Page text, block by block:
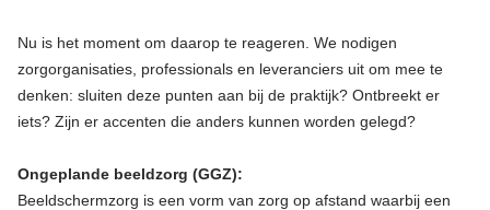
Nu is het moment om daarop te reageren. We nodigen
zorgorganisaties, professionals en leveranciers uit om mee te
denken: sluiten deze punten aan bij de praktijk? Ontbreekt er
iets? Zijn er accenten die anders kunnen worden gelegd?
Ongeplande beeldzorg (GGZ):
Beeldschermzorg is een vorm van zorg op afstand waarbij een